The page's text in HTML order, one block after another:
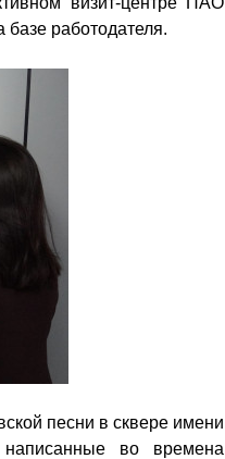
работодателя.
песни в сквере имени
написанные во времена